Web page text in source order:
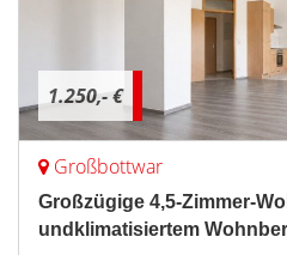
1.250,- €
Großbottwar
Großzügige 4,5-Zimmer-
undklimatisiertem